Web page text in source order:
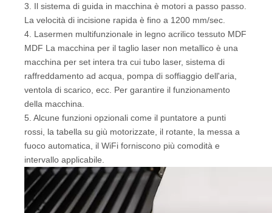
3. Il sistema di guida in macchina è motori a passo passo.
La velocità di incisione rapida è fino a 1200 mm/sec.
4. Lasermen multifunzionale in legno acrilico tessuto MDF
MDF La macchina per il taglio laser non metallico è una
macchina per set intera tra cui tubo laser, sistema di
raffreddamento ad acqua, pompa di soffiaggio dell'aria,
ventola di scarico, ecc. Per garantire il funzionamento
della macchina.
5. Alcune funzioni opzionali come il puntatore a punti
rossi, la tabella su giù motorizzate, il rotante, la messa a
fuoco automatica, il WiFi forniscono più comodità e
intervallo applicabile.